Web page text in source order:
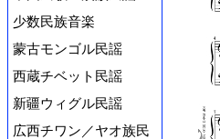
少数民族音楽
蒙古モンゴル民謡
西蔵チベット民謡
新疆ウィグル民謡
広西チワン／ヤオ族民